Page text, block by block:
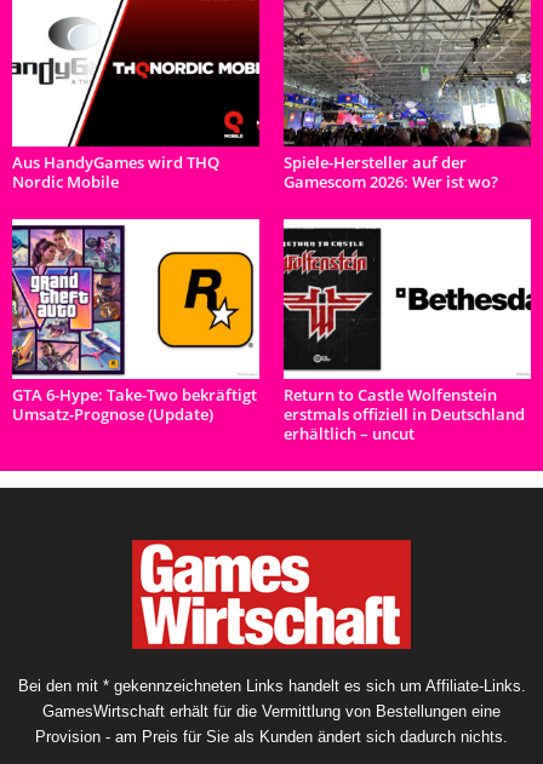
Aus HandyGames wird THQ
Nordic Mobile
Spiele-Hersteller auf der
Gamescom 2026: Wer ist wo?
GTA 6-Hype: Take-Two bekräftigt
Umsatz-Prognose (Update)
Return to Castle Wolfenstein
erstmals offiziell in Deutschland
erhältlich – uncut
Bei den mit * gekennzeichneten Links handelt es sich um Affiliate-Links.
GamesWirtschaft erhält für die Vermittlung von Bestellungen eine
Provision - am Preis für Sie als Kunden ändert sich dadurch nichts.